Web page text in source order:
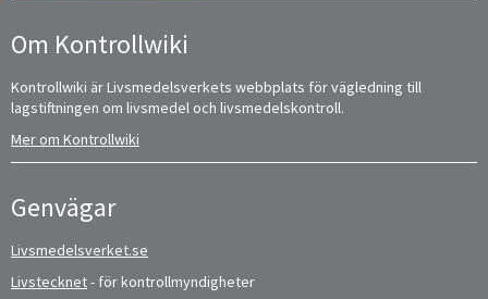
Om Kontrollwiki
Kontrollwiki är Livsmedelsverkets webbplats för vägledning till
lagstiftningen om livsmedel och livsmedelskontroll.
Mer om Kontrollwiki
Genvägar
Livsmedelsverket.se
Livstecknet- för kontrollmyndigheter